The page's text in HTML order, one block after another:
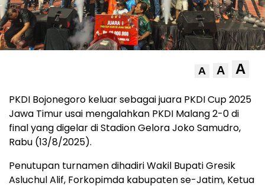
A A A
PKDI Bojonegoro keluar sebagai juara PKDI Cup 2025
Jawa Timur usai mengalahkan PKDI Malang 2-0 di
final yang digelar di Stadion Gelora Joko Samudro,
Rabu (13/8/2025).
Penutupan turnamen dihadiri Wakil Bupati Gresik
Asluchul Alif, Forkopimda kabupaten se-Jatim, Ketua